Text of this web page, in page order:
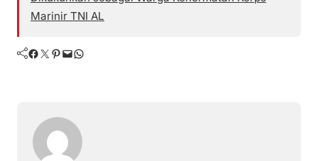
Marinir TNI AL
Facebook Twitter Pinterest Mail WhatsApp